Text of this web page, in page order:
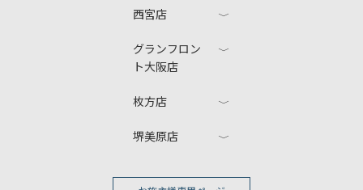
西宮店
グランフロン
ト大阪店
枚方店
堺美原店